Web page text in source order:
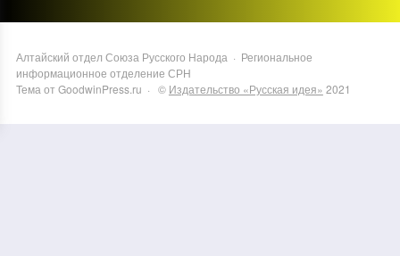
Алтайский отдел Союза Русского Народа · Региональное
информационное отделение СРН
Тема от GoodwinPress.ru · © Издательство «Русская идея» 2021